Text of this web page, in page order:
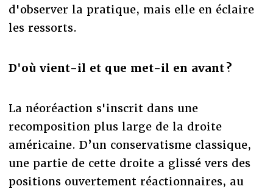
d'observer la pratique, mais elle en éclaire
les ressorts.
D'où vient-il et que met-il en avant ?
La néoréaction s'inscrit dans une
recomposition plus large de la droite
américaine. D’un conservatisme classique,
une partie de cette droite a glissé vers des
positions ouvertement réactionnaires, au